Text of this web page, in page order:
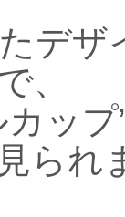
デ
、
カッ
られ